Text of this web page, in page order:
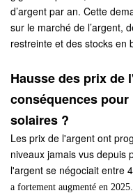
d’argent par an. Cette
sur le marché de l’argent,
restreinte et des stocks en
Hausse des prix de
conséquences
solaires ?
Les prix de l'argent ont
niveaux jamais vus depuis
l'argent se négociait entre
a fortement augmenté en